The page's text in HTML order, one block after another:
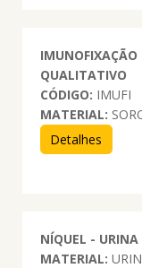
IMUNOFIXAÇÃO
QUALITATIVO
CÓDIGO: IMUFI
MATERIAL:
Detalhes
NÍQUEL - URINA
MATERIAL: